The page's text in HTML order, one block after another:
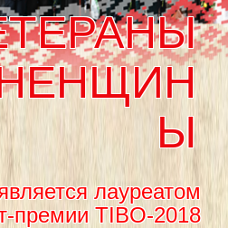
Ы
лауреатом
премии TIBO-2018